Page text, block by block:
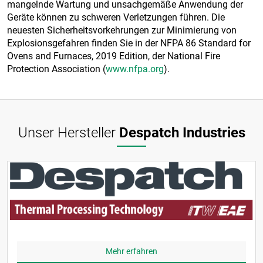
mangelnde Wartung und unsachgemäße Anwendung der
Geräte können zu schweren Verletzungen führen. Die
neuesten Sicherheitsvorkehrungen zur Minimierung von
Explosionsgefahren finden Sie in der NFPA 86 Standard for
Ovens and Furnaces, 2019 Edition, der National Fire
Protection Association (www.nfpa.org).
Unser HerstellerDespatch Industries
Mehr erfahren